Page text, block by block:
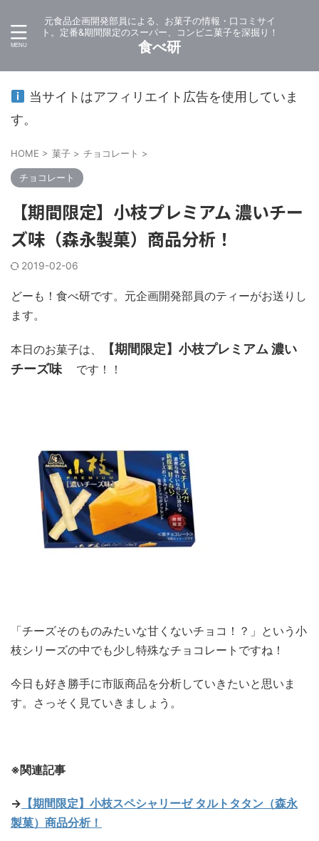
元食品企画開発部員による、お菓子の情報・口コミサイ
ト。定番&期間限定のスーパー、コンビニ菓子を深掘り！
食べ研
当サイトはアフィリエイト広告を使用していま
す。
HOME > 菓子 > チョコレート >
チョコレート
【期間限定】小枝プレミアム 濃いチー
ズ味（森永製菓）商品分析！
2019-02-06
どーも！食べ研です。元企画開発部員のティーがお送りし
ます。
本日のお菓子は、
【期間限定】小枝プレミアム 濃い
チーズ味
です！！
「チーズそのものみたいな甘くないチョコ！？」という小
枝シリーズの中でも少し特殊なチョコレートですね！
今日も好き勝手に市販商品を分析していきたいと思いま
す。さっそく見ていきましょう。
※関連記事
→ 【期間限定】小枝スペシャリーゼ タルトタタン（森永
製菓）商品分析！